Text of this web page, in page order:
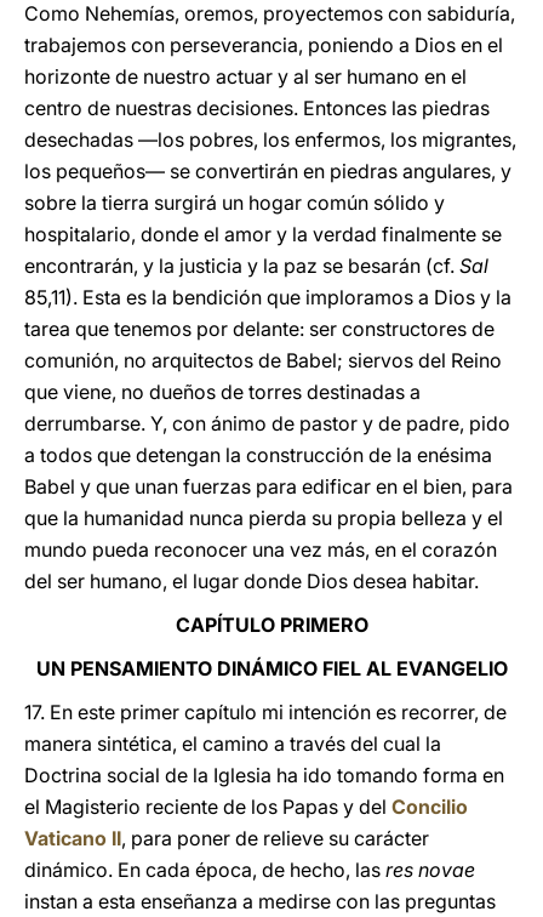
Como Nehemías, oremos, proyectemos con sabiduría,
trabajemos con perseverancia, poniendo a Dios en el
horizonte de nuestro actuar y al ser humano en el
centro de nuestras decisiones. Entonces las piedras
desechadas —los pobres, los enfermos, los migrantes,
los pequeños— se convertirán en piedras angulares, y
sobre la tierra surgirá un hogar común sólido y
hospitalario, donde el amor y la verdad finalmente se
encontrarán, y la justicia y la paz se besarán (cf. Sal
85,11). Esta es la bendición que imploramos a Dios y la
tarea que tenemos por delante: ser constructores de
comunión, no arquitectos de Babel; siervos del Reino
que viene, no dueños de torres destinadas a
derrumbarse. Y, con ánimo de pastor y de padre, pido
a todos que detengan la construcción de la enésima
Babel y que unan fuerzas para edificar en el bien, para
que la humanidad nunca pierda su propia belleza y el
mundo pueda reconocer una vez más, en el corazón
del ser humano, el lugar donde Dios desea habitar.
CAPÍTULO PRIMERO
UN PENSAMIENTO DINÁMICO FIEL AL EVANGELIO
17. En este primer capítulo mi intención es recorrer, de
manera sintética, el camino a través del cual la
Doctrina social de la Iglesia ha ido tomando forma en
el Magisterio reciente de los Papas y del Concilio
Vaticano II, para poner de relieve su carácter
dinámico. En cada época, de hecho, las res novae
instan a esta enseñanza a medirse con las preguntas